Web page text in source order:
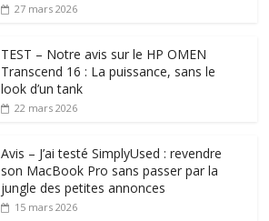
27 mars 2026
TEST – Notre avis sur le HP OMEN
Transcend 16 : La puissance, sans le
look d’un tank
22 mars 2026
Avis – J’ai testé SimplyUsed : revendre
son MacBook Pro sans passer par la
jungle des petites annonces
15 mars 2026